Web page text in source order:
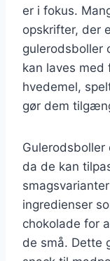
er i fokus.
opskrifter, der
gulerodsboller
kan laves med
hvedemel,
gør dem
da de kan
ingredienser
chokolade for
de små. Dette